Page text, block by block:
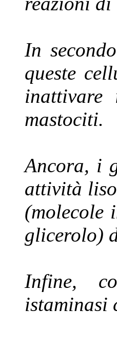
In
queste
mastociti.
Ancora, i
attività
(molecole
glicerolo)
Infine,
istaminasi